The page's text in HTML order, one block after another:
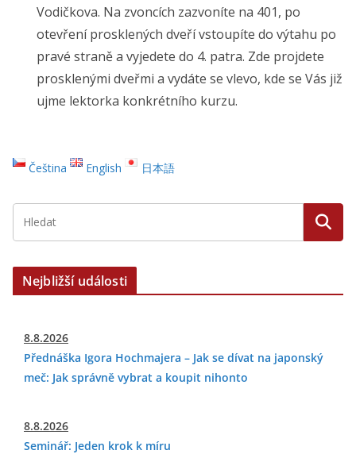
Vodičkova. Na zvoncích zazvoníte na 401, po
otevření prosklených dveří vstoupíte do výtahu po
pravé straně a vyjedete do 4. patra. Zde projdete
prosklenými dveřmi a vydáte se vlevo, kde se Vás již
ujme lektorka konkrétního kurzu.
Čeština English 日本語
Nejbližší události
8.8.2026
Přednáška Igora Hochmajera – Jak se dívat na japonský
meč: Jak správně vybrat a koupit nihonto
8.8.2026
Seminář: Jeden krok k míru